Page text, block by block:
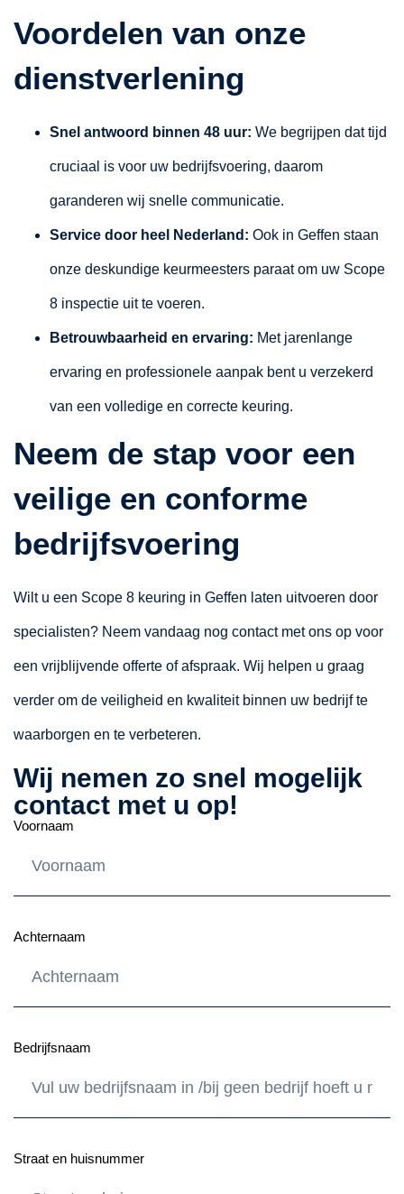
Voordelen van onze
dienstverlening
Snel antwoord binnen 48 uur: We begrijpen dat tijd
cruciaal is voor uw bedrijfsvoering, daarom
garanderen wij snelle communicatie.
Service door heel Nederland: Ook in Geffen staan
onze deskundige keurmeesters paraat om uw Scope
8 inspectie uit te voeren.
Betrouwbaarheid en ervaring: Met jarenlange
ervaring en professionele aanpak bent u verzekerd
van een volledige en correcte keuring.
Neem de stap voor een
veilige en conforme
bedrijfsvoering
Wilt u een Scope 8 keuring in Geffen laten uitvoeren door
specialisten? Neem vandaag nog contact met ons op voor
een vrijblijvende offerte of afspraak. Wij helpen u graag
verder om de veiligheid en kwaliteit binnen uw bedrijf te
waarborgen en te verbeteren.
Wij nemen zo snel mogelijk
contact met u op!
Voornaam
Achternaam
Bedrijfsnaam
Straat en huisnummer